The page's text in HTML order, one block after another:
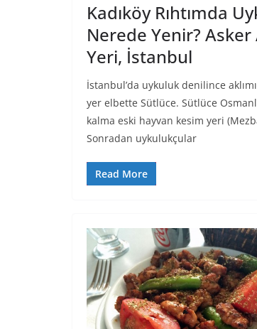
Kadıköy Rıhtımda
Nerede Yenir?
Yeri, İstanbul
İstanbul’da uykuluk denilince
yer elbette Sütlüce. Sütlüce
kalma eski hayvan kesim yeri
Sonradan uykulukçular
Read More